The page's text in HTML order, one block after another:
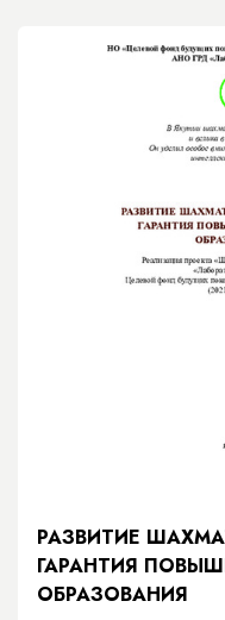
РАЗВИТИЕ
ГАРАНТИЯ
ОБРАЗОВАНИЯ